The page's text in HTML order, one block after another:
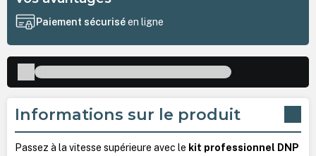
Paiement sécuriséen ligne
Informations sur le produit
Passez à la vitesse supérieure avec le kit professionnel DNP